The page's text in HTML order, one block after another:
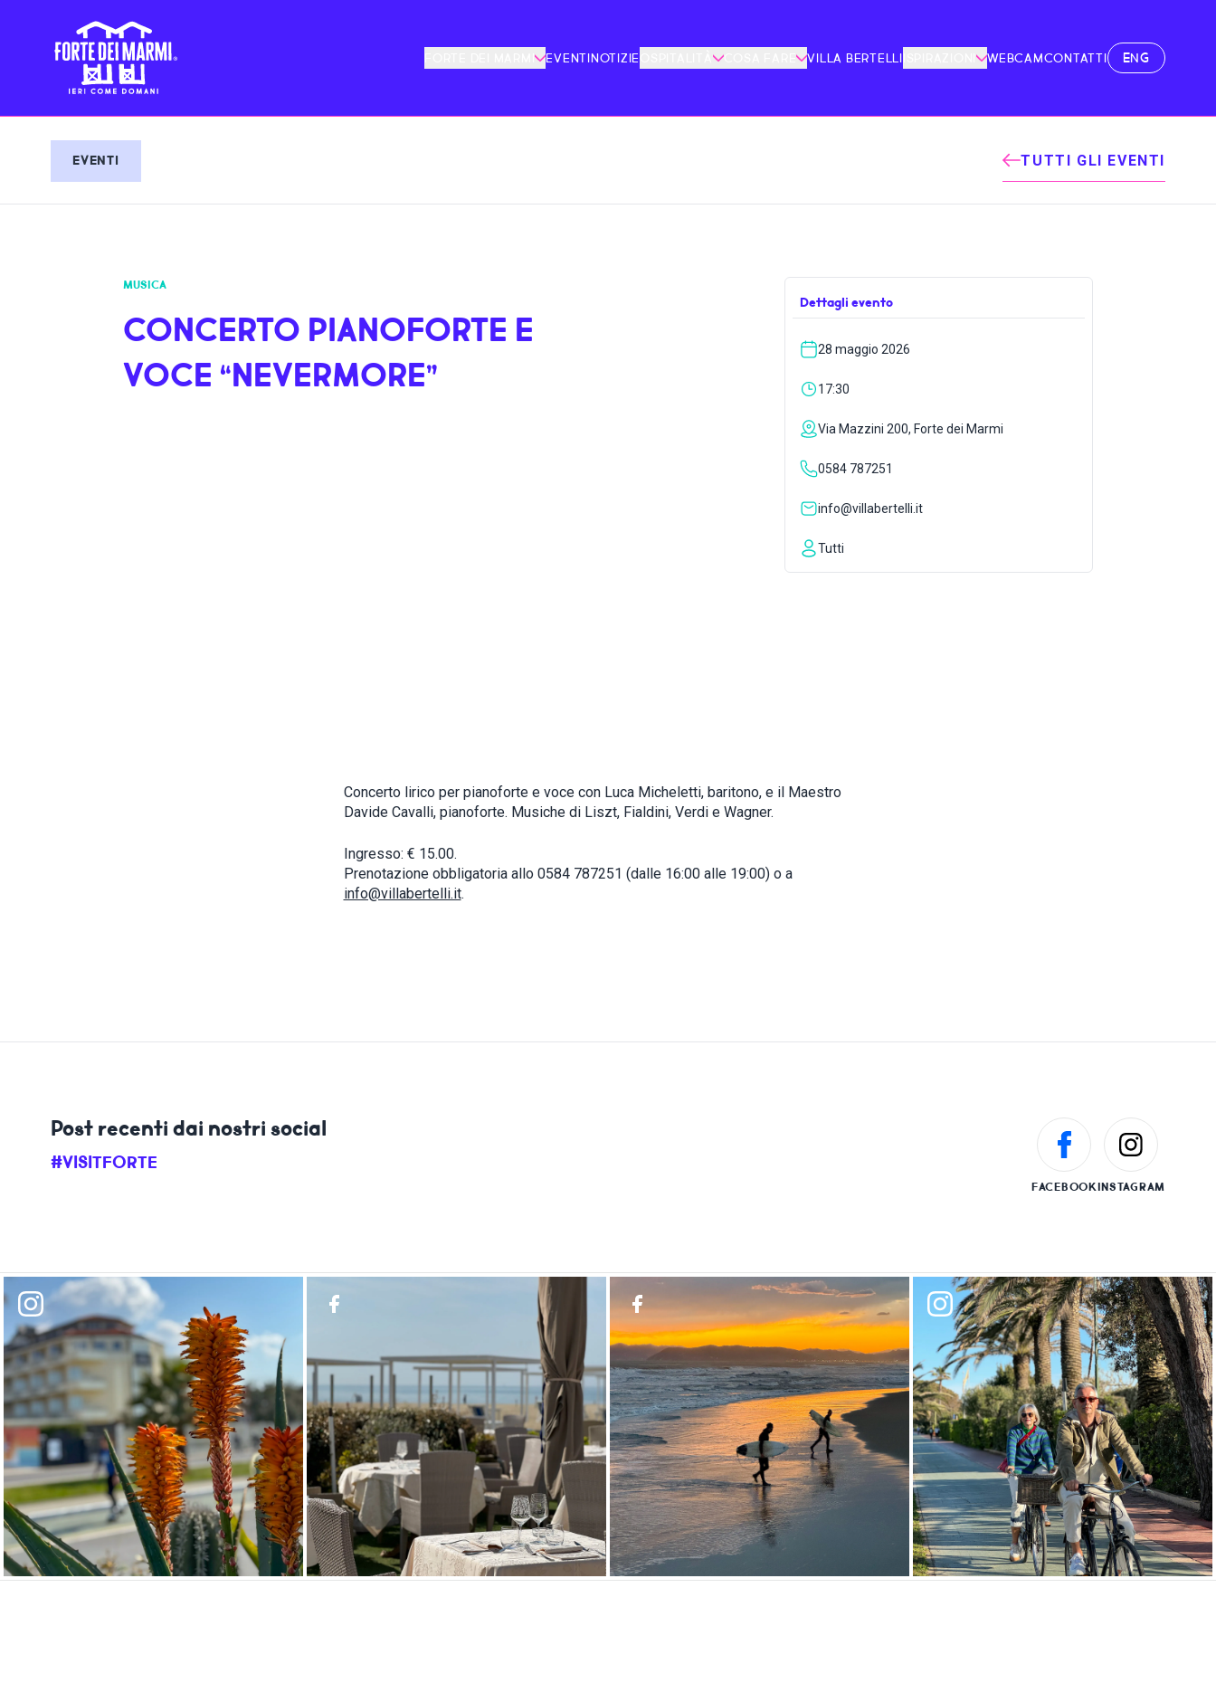
ENG
FORTE DEI MARMI EVENTI NOTIZIE COSA FARE VILLA BERTELLI ISPIRAZIONI WEBCAMCONTATTI
EVENTI TUTTI GLI EVENTI
MUSICA
CONCERTO PIANOFORTE E
VOCE “NEVERMORE”
Dettagli evento
28 maggio 2026
17:30
Via Mazzini 200, Forte dei Marmi
0584 787251
info@villabertelli.it
Tutti
Concerto lirico per pianoforte e voce con Luca Micheletti, baritono, e il Maestro
Davide Cavalli, pianoforte. Musiche di Liszt, Fialdini, Verdi e Wagner.
Ingresso: € 15.00.
Prenotazione obbligatoria allo 0584 787251 (dalle 16:00 alle 19:00) o a
info@villabertelli.it.
Post recenti dai nostri social
#VISITFORTE
FACEBOOKINSTAGRAM